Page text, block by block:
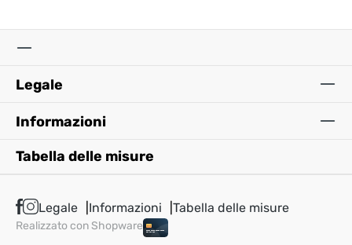
Legale
Informazioni
Tabella delle misure
Legale Informazioni Tabella delle misure
Realizzato con Shopware